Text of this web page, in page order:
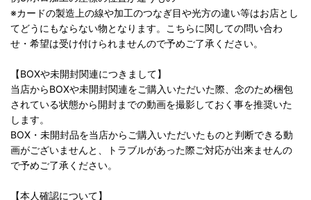
※カードの製造上の線や加工のつなぎ目や光方の違い等はお店とし
てどうにもならない物となります。こちらに関しての問い合わ
せ・希望は受け付けられませんので予めご了承ください。
【BOXや未開封関連につきまして】
当店からBOXや未開封関連をご購入いただいた際、念のため梱包
されている状態から開封までの動画を撮影しておく事を推奨いた
します。
BOX・未開封品を当店からご購入いただいたものと判断できる動
画がございませんと、トラブルがあった際ご対応が出来ませんの
で予めご了承ください。
【本人確認について】